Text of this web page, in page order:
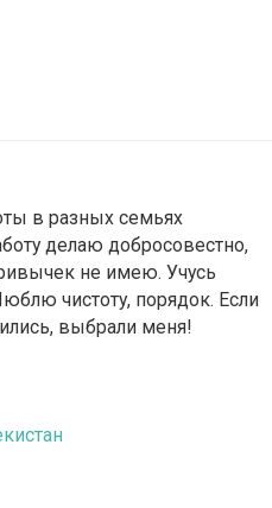
в разных семьях
делаю добросовестно,
не имею. Учусь
чистоту, порядок. Если
выбрали меня!